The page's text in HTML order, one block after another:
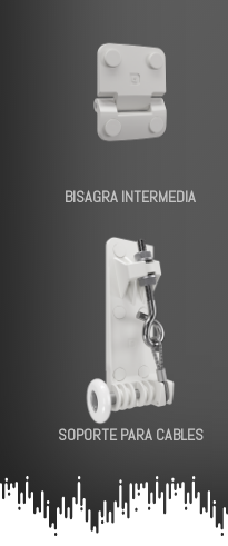
BISAGRA INTERMEDIA
SOPORTE PARA CABLES